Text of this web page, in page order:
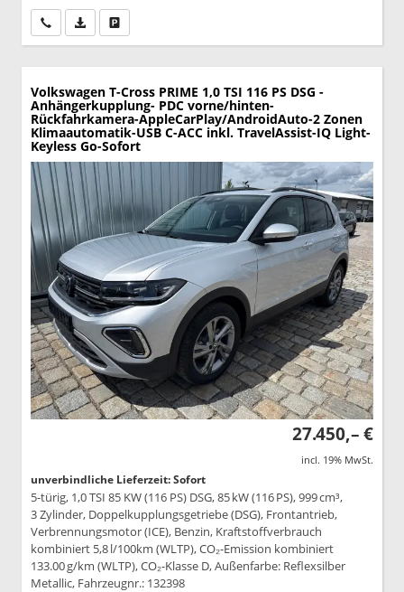
Wir rufen Sie anPDF-Datei, Fahrzeugexposé drucken
Volkswagen T-Cross PRIME 1,0 TSI 116 PS DSG -
Anhängerkupplung- PDC vorne/hinten-
Rückfahrkamera-AppleCarPlay/AndroidAuto-2 Zonen
Klimaautomatik-USB C-ACC inkl. TravelAssist-IQ Light-
Keyless Go-Sofort
27.450,– €
incl. 19% MwSt.
unverbindliche Lieferzeit: Sofort
5-türig, 1,0 TSI 85 KW (116 PS) DSG, 85 kW (116 PS), 999 cm³,
3 Zylinder, Doppelkupplungsgetriebe (DSG), Frontantrieb,
Verbrennungsmotor (ICE), Benzin, Kraftstoffverbrauch
kombiniert 5,8 l/100km (WLTP), CO₂-Emission kombiniert
133.00 g/km (WLTP), CO₂-Klasse D, Außenfarbe: Reflexsilber
Metallic, Fahrzeugnr.: 132398